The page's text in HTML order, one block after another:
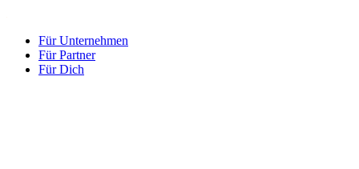
Für Unternehmen
Für Partner
Für Dich